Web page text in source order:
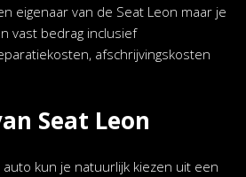
eigenaar van de Seat Leon maar je
vast bedrag inclusief
afschrijvingskosten
Seat Leon
kun je natuurlijk kiezen uit een